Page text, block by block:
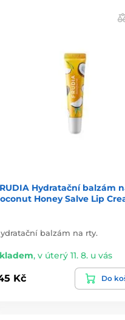
Hydratační balzám
Honey Salve Lip
balzám na rty.
, v úterý 11. 8. u vás
Kč Do